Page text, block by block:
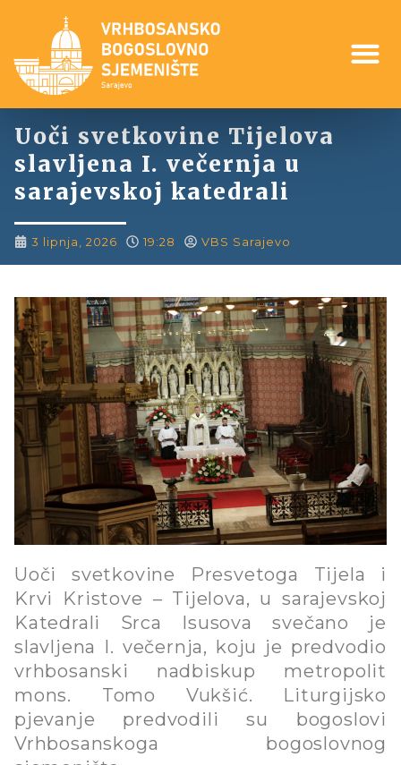
Uoči svetkovine Tijelova
slavljena I. večernja u
sarajevskoj katedrali
3 lipnja, 2026 19:28 VBS Sarajevo
Uoči svetkovine Presvetoga Tijela i
Krvi Kristove – Tijelova, u sarajevskoj
Katedrali Srca Isusova svečano je
slavljena I. večernja, koju je predvodio
vrhbosanski nadbiskup metropolit
mons. Tomo Vukšić. Liturgijsko
pjevanje predvodili su bogoslovi
Vrhbosanskoga bogoslovnog